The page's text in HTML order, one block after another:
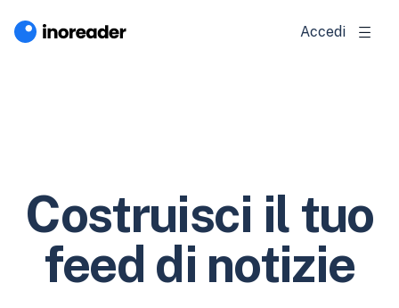
Accedi
Costruisci il tuo
feed di notizie